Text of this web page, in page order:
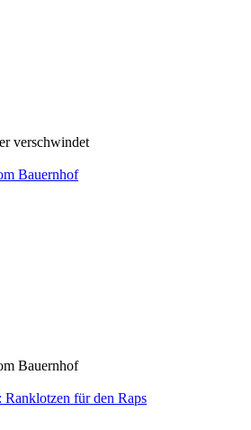
verschwindet
Bauernhof
Bauernhof
Ranklotzen für den Raps